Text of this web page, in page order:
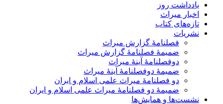
یادداشت روز
اخبار میراث
تازه‌های کتاب
نشریات
فصلنامۀ گزارش میراث
ضمیمۀ فصلنامۀ گزارش میراث
دوفصلنامۀ آینۀ میراث
ضمیمۀ دوفصلنامۀ آینۀ میراث
دو فصلنامۀ میراث علمی اسلام و ایران
ضمیمۀ دو فصلنامۀ میراث علمی اسلام و ایران
نشست‌ها و همایش‌ها